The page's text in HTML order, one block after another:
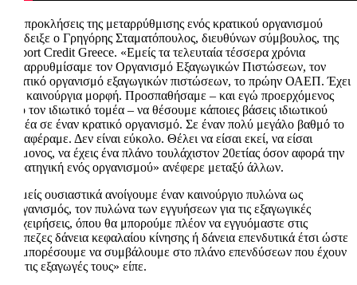
Τις προκλήσεις της μεταρρύθμισης ενός κρατικού οργανισμού
ανέδειξε ο Γρηγόρης Σταματόπουλος, διευθύνων σύμβουλος, της
Export Credit Greece. «Εμείς τα τελευταία τέσσερα χρόνια
μεταρρυθμίσαμε τον Οργανισμό Εξαγωγικών Πιστώσεων, τον
κρατικό οργανισμό εξαγωγικών πιστώσεων, το πρώην ΟΑΕΠ. Έχει
μια καινούργια μορφή. Προσπαθήσαμε – και εγώ προερχόμενος
από τον ιδιωτικό τομέα – να θέσουμε κάποιες βάσεις ιδιωτικού
τομέα σε έναν κρατικό οργανισμό. Σε έναν πολύ μεγάλο βαθμό το
καταφέραμε. Δεν είναι εύκολο. Θέλει να είσαι εκεί, να είσαι
επίμονος, να έχεις ένα πλάνο τουλάχιστον 20ετίας όσον αφορά την
στρατηγική ενός οργανισμού» ανέφερε μεταξύ άλλων.
«Εμείς ουσιαστικά ανοίγουμε έναν καινούργιο πυλώνα ως
Οργανισμός, τον πυλώνα των εγγυήσεων για τις εξαγωγικές
επιχειρήσεις, όπου θα μπορούμε πλέον να εγγυόμαστε στις
τράπεζες δάνεια κεφαλαίου κίνησης ή δάνεια επενδυτικά έτσι ώστε
να μπορέσουμε να συμβάλουμε στο πλάνο επενδύσεων που έχουν
για τις εξαγωγές τους» είπε.